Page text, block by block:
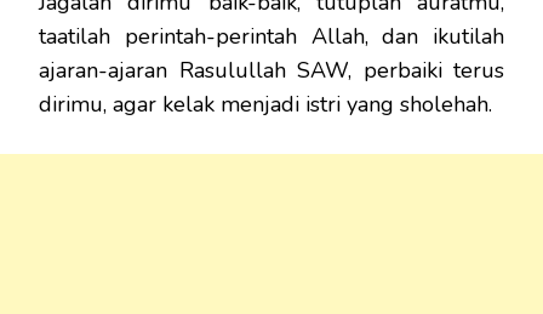
taatilah perintah-perintah Allah, dan ikutilah
ajaran-ajaran Rasulullah SAW, perbaiki terus
dirimu, agar kelak menjadi istri yang sholehah.